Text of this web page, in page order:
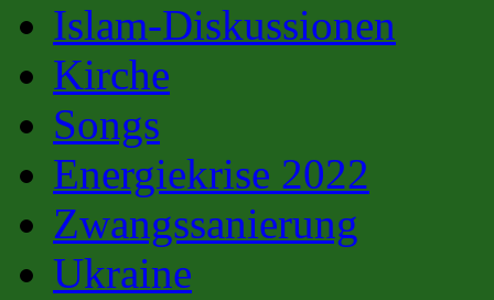
Islam-Diskussionen
Kirche
Songs
Energiekrise 2022
Zwangssanierung
Ukraine